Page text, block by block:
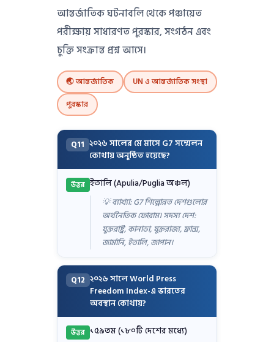
আন্তর্জাতিক ঘটনাবলি থেকে পঞ্চায়েত
পরীক্ষায় সাধারণত পুরস্কার, সংগঠন এবং
চুক্তি সংক্রান্ত প্রশ্ন আসে।
🌏 আন্তর্জাতিক
UN ও আন্তর্জাতিক সংস্থা
পুরস্কার
Q11 ২০২৬ সালের মে মাসে G7 সম্মেলন
কোথায় অনুষ্ঠিত হয়েছে?
উত্তর ইতালি (Apulia/Puglia অঞ্চল)
💡 ব্যাখ্যা: G7 শিল্পোন্নত দেশগুলোর
অর্থনৈতিক ফোরাম। সদস্য দেশ:
যুক্তরাষ্ট্র, কানাডা, যুক্তরাজ্য, ফ্রান্স,
জার্মানি, ইতালি, জাপান।
Q12 ২০২৬ সালে World Press
Freedom Index-এ ভারতের
অবস্থান কোথায়?
উত্তর ১৫৯তম (১৮০টি দেশের মধ্যে)